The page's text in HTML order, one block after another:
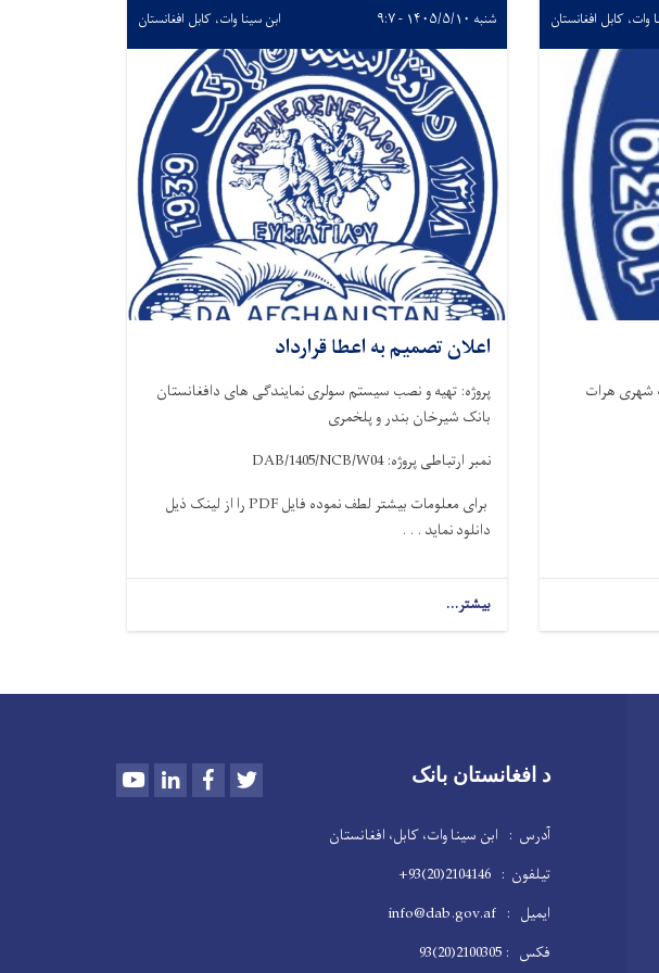
وات، کابل افغانستان
شهری هرات
شنبه ۱۴۰۵/۵/۱۰ - ۹:۷ ابن سینا وات، کابل افغانستان
اعلان تصمیم به اعطا قرارداد
پروژه: تهیه و نصب سیستم سولری نمایندگی های دافغانستان
بانک شیرخان بندر و پلخمری
نمبر ارتباطی پروژه: DAB/1405/NCB/W04
برای معلومات بیشتر لطف نموده فایلPDFرا از لینک ذیل
دانلود نماید . . .
بیشتر...
د افغانستان بانک YoutubeLinkedInFacebook
آدرس : ابن سینا وات، کابل، افغانستان
تیلفون : 2104146(20)93+
ایمیل : info@dab.gov.af
فکس : 2100305(20)93